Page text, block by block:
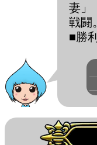
妻」
戦闘
■勝